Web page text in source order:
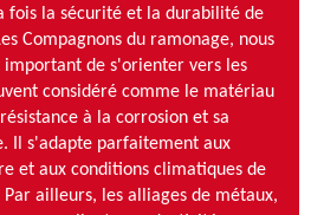
fois la sécurité et la durabilité de
Compagnons du ramonage, nous
important de s'orienter vers les
considéré comme le matériau
à la corrosion et sa
Il s'adapte parfaitement aux
et aux conditions climatiques de
Par ailleurs, les alliages de métaux,